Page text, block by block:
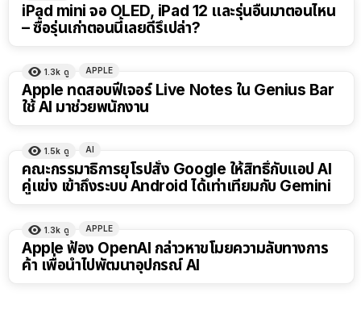
iPad mini จอ OLED, iPad 12 และรุ่นอื่นมาตอนไหน
– ซื้อรุ่นเก่าตอนนี้เลยดีรึเปล่า?
1.3k ดู APPLE
Apple ทดสอบฟีเจอร์ Live Notes ใน Genius Bar
ใช้ AI มาช่วยพนักงาน
1.5k ดู AI
คณะกรรมาธิการยุโรปสั่ง Google ให้สิทธิ์กับแอป AI
คู่แข่ง เข้าถึงระบบ Android ได้เท่าเทียมกับ Gemini
1.3k ดู APPLE
Apple ฟ้อง OpenAI กล่าวหาขโมยความลับทางการ
ค้า เพื่อนำไปพัฒนาอุปกรณ์ AI